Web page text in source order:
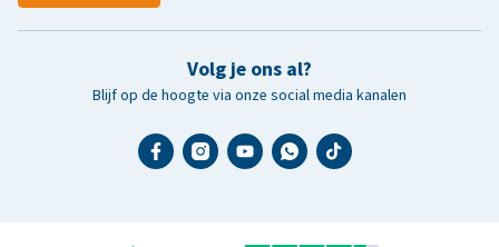
Volg je ons al?
Blijf op de hoogte via onze social media kanalen